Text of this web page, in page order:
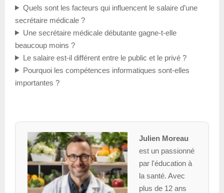
Quels sont les facteurs qui influencent le salaire d’une
secrétaire médicale ?
Une secrétaire médicale débutante gagne-t-elle
beaucoup moins ?
Le salaire est-il différent entre le public et le privé ?
Pourquoi les compétences informatiques sont-elles
importantes ?
Julien Moreau
est un passionné
par l'éducation à
la santé. Avec
plus de 12 ans